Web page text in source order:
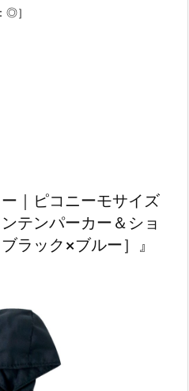
◎］
｜ピコニーモサイズ
テンパーカー＆ショ
ラック×ブルー］』